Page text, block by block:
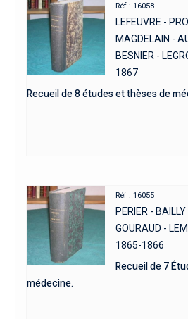
Réf : 16058
LEFEUVRE -
MAGDELAIN -
BESNIER -
1867
Recueil de 8 études et thèses de
Réf : 16055
PERIER -
GOURAUD -
1865-1866
Recueil de 7
médecine.